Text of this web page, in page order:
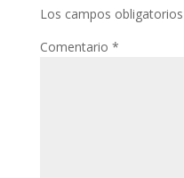
Los campos
Comentario *